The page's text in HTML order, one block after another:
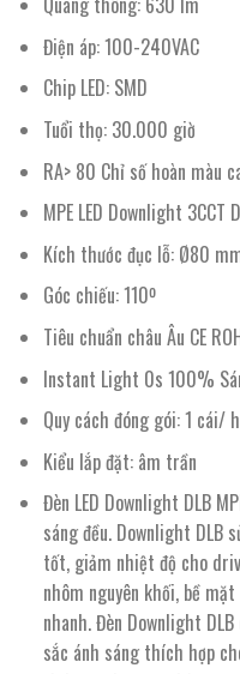
Điện áp: 100-240VAC
Chip LED: SMD
Tuổi thọ: 30.000 giờ
RA> 80 Chỉ số hoàn màu
MPE LED Downlight 3CCT
Kích thước đục lỗ: Ø80
Góc chiếu: 110º
Tiêu chuẩn châu Âu CE
Instant Light 0s 100%
Quy cách đóng gói: 1 cái/
Kiểu lắp đặt: âm trần
Đèn LED Downlight DLB
sáng đều. Downlight DLB
tốt, giảm nhiệt độ cho
nhôm nguyên khối, bề
nhanh. Đèn Downlight
sắc ánh sáng thích hợp